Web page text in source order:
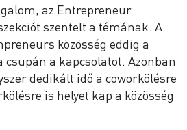
az Entrepreneur
szentelt a témának. A
közösség eddig a
csupán a kapcsolatot. Azonban
dedikált idő a coworkölésre
is helyet kap a közösség